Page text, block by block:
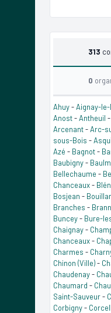
313
0
Ahuy-Aignay-le-
Anost-Antheuil -
Arcenant-Arc-
sous-Bois -
Azé - Bagnot-
Baubigny-
Bellechaume -
Chanceaux-
Bosjean -
Branches -
Buncey- Bure-
Chaignay-
Chanceaux-
Charmes -
Chinon (Ville)-
Chaudenay-
Chaumard -
Saint-Sauveur-
Corbigny-